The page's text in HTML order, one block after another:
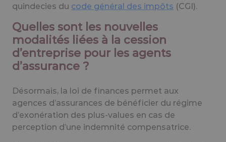
quindecies du code général des impôts (CGI).
Quelles sont les nouvelles
modalités liées à la cession
d’entreprise pour les agents
d’assurance ?
Désormais, la loi de finances permet aux
agences d’assurances de bénéficier du régime
d’exonération des plus-values en cas de
perception d’une indemnité compensatrice.